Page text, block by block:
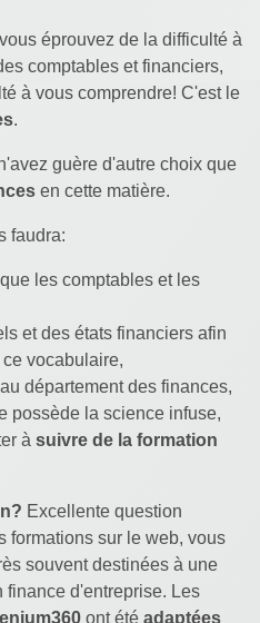
éprouvez de la difficulté à
comptables et financiers,
à vous comprendre! C'est le
.
guère d'autre choix que
en cette matière.
faudra:
les comptables et les
et des états financiers afin
vocabulaire,
au département des finances,
possède la science infuse,
à suivre de la formation
Excellente question
formations sur le web, vous
souvent destinées à une
d'entreprise. Les
ont été adaptées